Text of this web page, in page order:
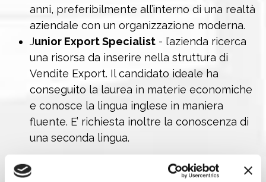
anni, preferibilmente all’interno di una realtà
aziendale con un organizzazione moderna.
Junior Export Specialist- l’azienda ricerca
una risorsa da inserire nella struttura di
Vendite Export. Il candidato ideale ha
conseguito la laurea in materie economiche
e conosce la lingua inglese in maniera
fluente. E’ richiesta inoltre la conoscenza di
una seconda lingua.
Come candidarsi